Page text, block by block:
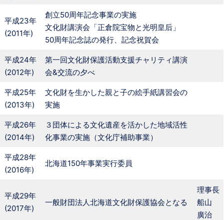
平成23年
(2011年)
創立50周年記念事業の実施
文化財講演会「正倉院宝物と光明皇后」
50周年記念誌の発行、記念祝賀会
平成24年
(2012年)
第一回文化財保護活動支援チャリティ講演
会&交流の夕べ
平成25年
(2013年)
文化財を生かした親と子の絵手紙講習会の
実施
平成26年
(2014年)
３団体による文化遺産を活かした地域活性
化事業の実施（文化庁補助事業）
平成28年
(2016年)
北海道150年事業実行委員
平成29年
(2017年)
一般財団法人北海道文化財保護協会となる
理事長
船山
廣治